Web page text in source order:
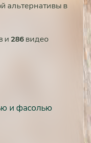
альтернативы в
и 286 видео
и фасолью